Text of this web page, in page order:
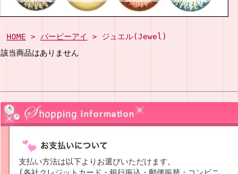
HOME > バービーアイ
> ジュエル(Jewel)
該当商品はありません
支払い方法は以下よりお選びいただけます。